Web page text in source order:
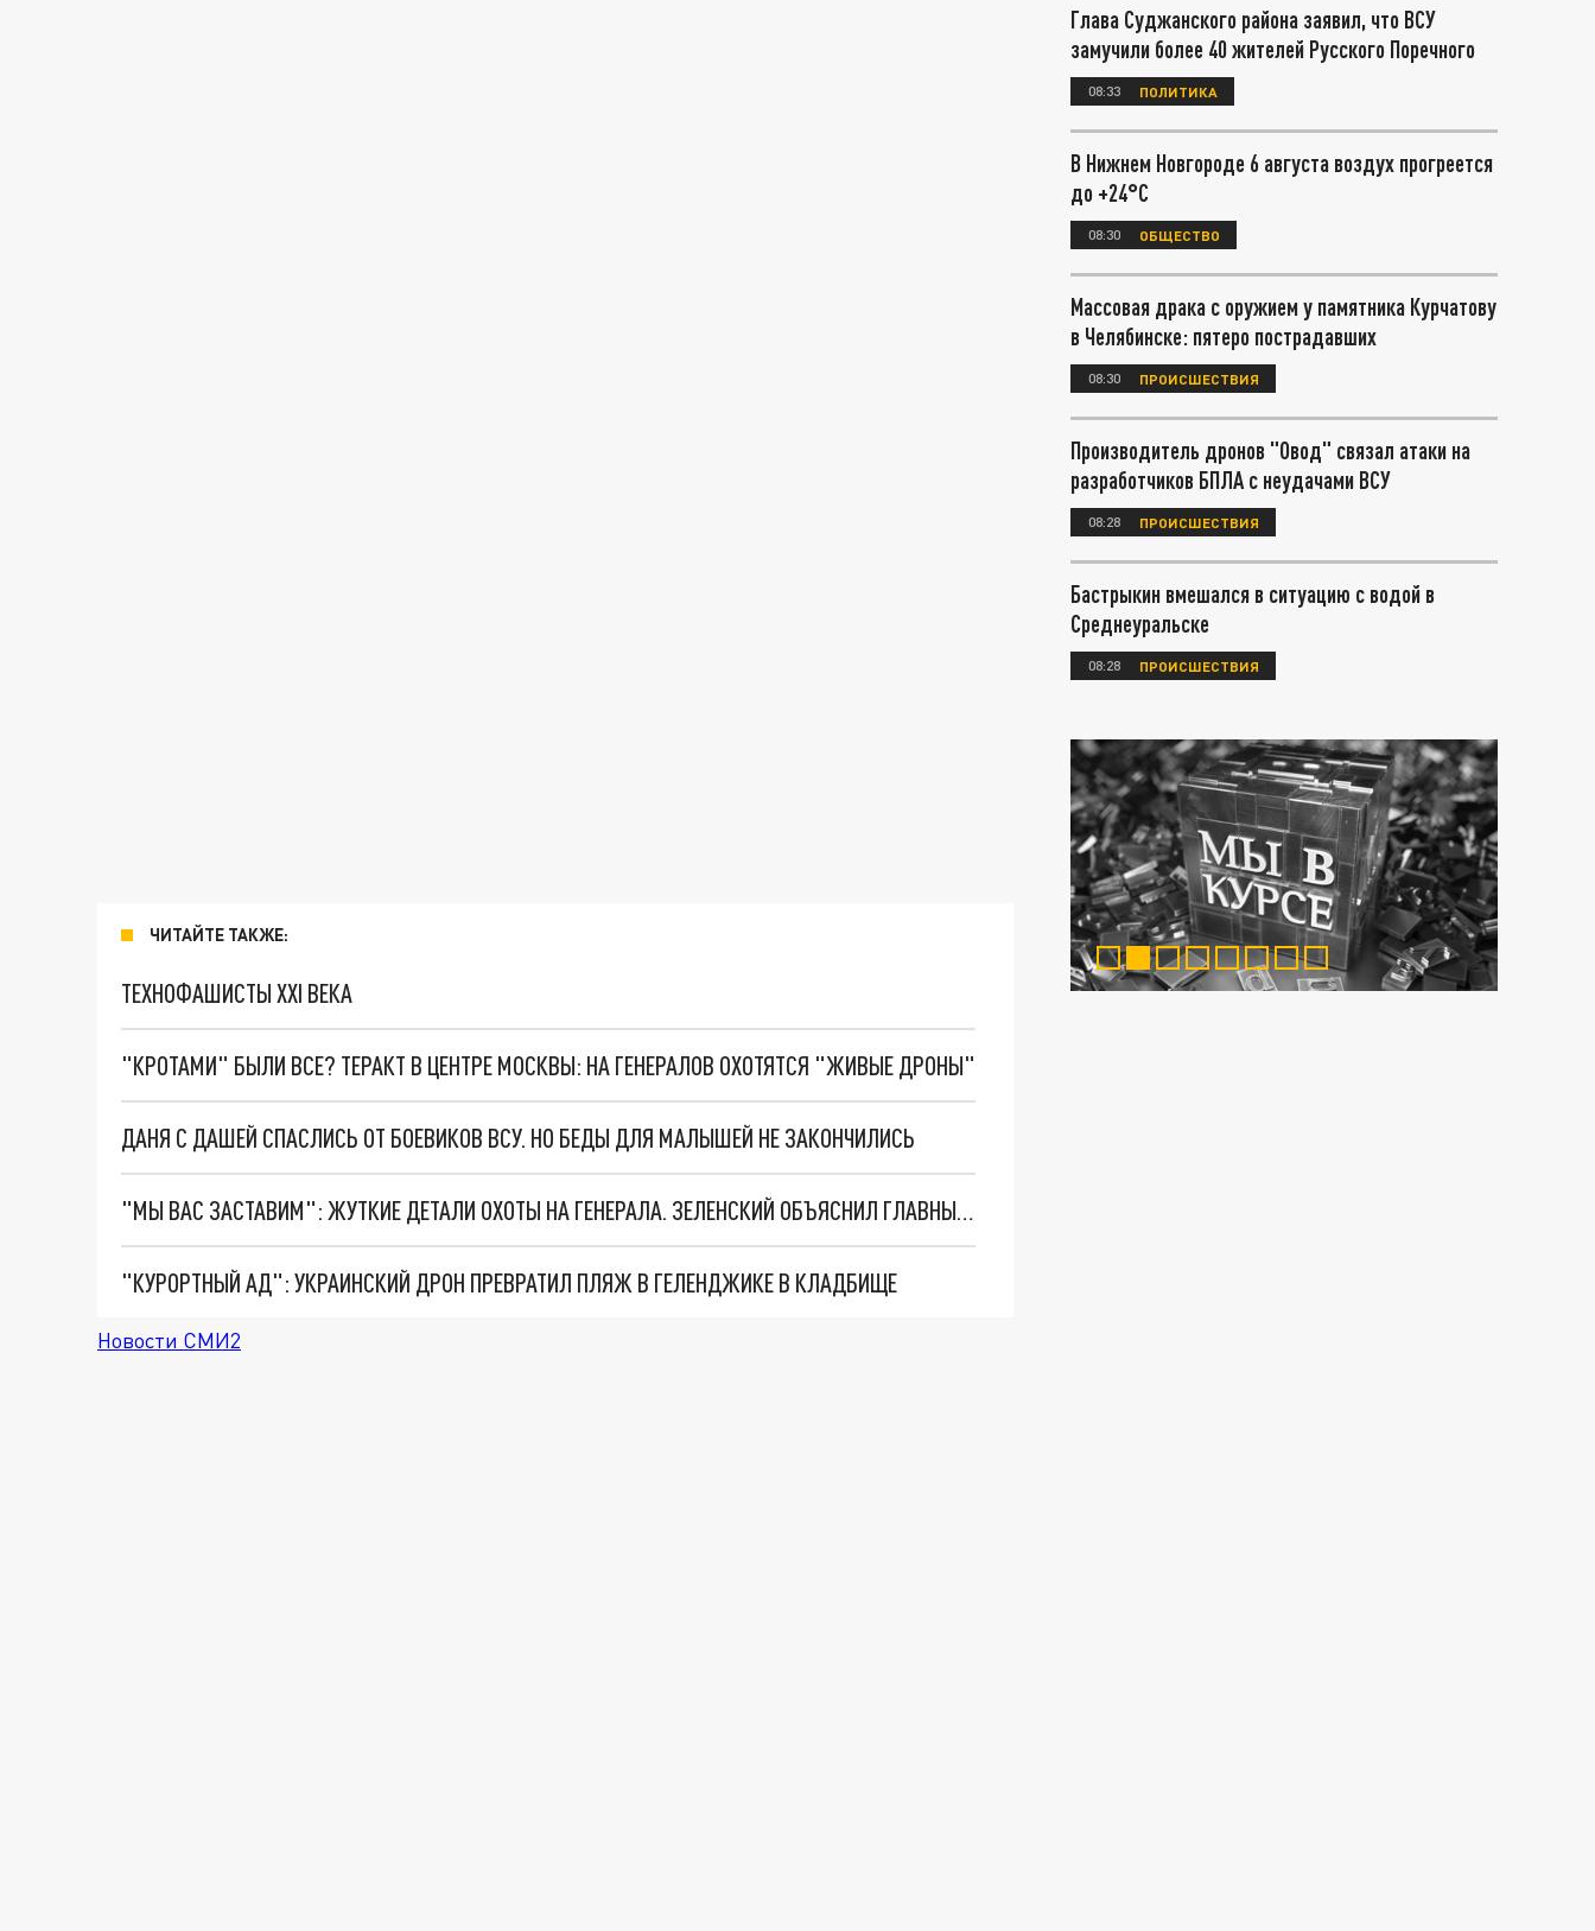
ЧИТАЙТЕ ТАКЖЕ:
ТЕХНОФАШИСТЫ XXI ВЕКА
"КРОТАМИ" БЫЛИ ВСЕ? ТЕРАКТ В ЦЕНТРЕ МОСКВЫ: НА ГЕНЕРАЛОВ ОХОТЯТСЯ "ЖИВЫЕ ДРОНЫ"
ДАНЯ С ДАШЕЙ СПАСЛИСЬ ОТ БОЕВИКОВ ВСУ. НО БЕДЫ ДЛЯ МАЛЫШЕЙ НЕ ЗАКОНЧИЛИСЬ
"МЫ ВАС ЗАСТАВИМ": ЖУТКИЕ ДЕТАЛИ ОХОТЫ НА ГЕНЕРАЛА. ЗЕЛЕНСКИЙ ОБЪЯСНИЛ ГЛАВНЫЙ СМЫСЛ ТЕРАКТА В ЦЕНТРЕ МОСКВЫ
"КУРОРТНЫЙ АД": УКРАИНСКИЙ ДРОН ПРЕВРАТИЛ ПЛЯЖ В ГЕЛЕНДЖИКЕ В КЛАДБИЩЕ
Новости СМИ2
Глава Суджанского района заявил, что ВСУ
замучили более 40 жителей Русского Поречного
08:33 ПОЛИТИКА
В Нижнем Новгороде 6 августа воздух прогреется
до +24°С
08:30 ОБЩЕСТВО
Массовая драка с оружием у памятника Курчатову
в Челябинске: пятеро пострадавших
08:30 ПРОИСШЕСТВИЯ
Производитель дронов "Овод" связал атаки на
разработчиков БПЛА с неудачами ВСУ
08:28 ПРОИСШЕСТВИЯ
Бастрыкин вмешался в ситуацию с водой в
Среднеуральске
08:28 ПРОИСШЕСТВИЯ